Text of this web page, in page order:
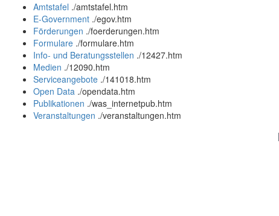
Amtstafel ./amtstafel.htm
E-Government ./egov.htm
Förderungen ./foerderungen.htm
Formulare ./formulare.htm
Info- und Beratungsstellen ./12427.htm
Medien ./12090.htm
Serviceangebote ./141018.htm
Open Data ./opendata.htm
Publikationen ./was_internetpub.htm
Veranstaltungen ./veranstaltungen.htm